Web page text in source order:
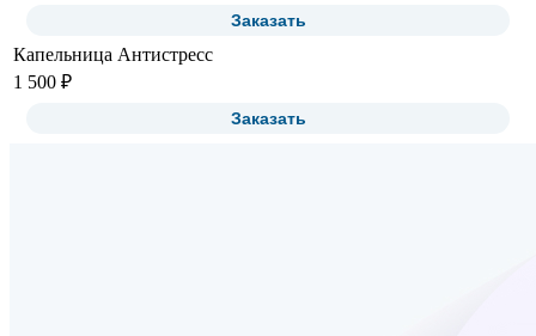
Заказать
Капельница Антистресс
1 500 ₽
Заказать